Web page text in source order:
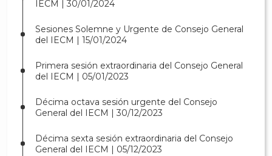
IECM | 30/01/2024
Sesiones Solemne y Urgente de Consejo General
del IECM | 15/01/2024
Primera sesión extraordinaria del Consejo General
del IECM | 05/01/2023
Décima octava sesión urgente del Consejo
General del IECM | 30/12/2023
Décima sexta sesión extraordinaria del Consejo
General del IECM | 05/12/2023